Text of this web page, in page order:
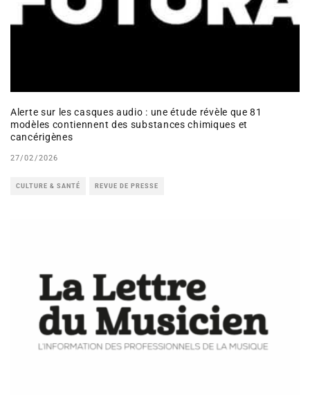
Alerte sur les casques audio : une étude révèle que 81
modèles contiennent des substances chimiques et
cancérigènes
27/02/2026
CULTURE & SANTÉ REVUE DE PRESSE